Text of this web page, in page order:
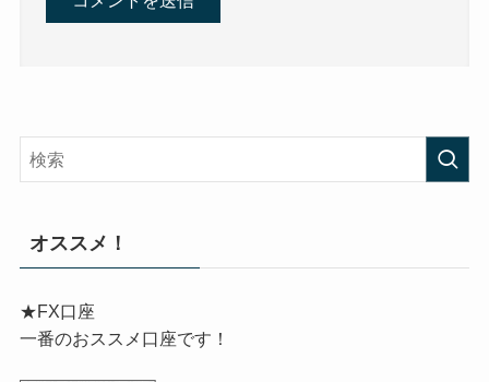
オススメ！
★FX口座
一番のおススメ口座です！